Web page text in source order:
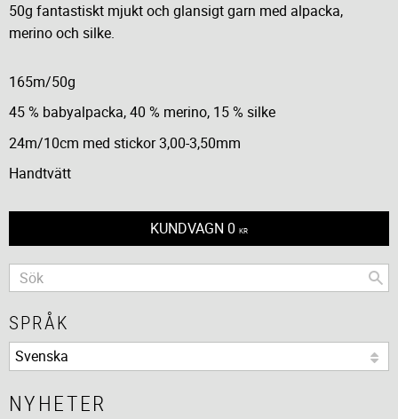
50g fantastiskt mjukt och glansigt garn med alpacka,
merino och silke.
165m/50g
45 % babyalpacka, 40 % merino, 15 % silke
24m/10cm med stickor 3,00-3,50mm
Handtvätt
KUNDVAGN 0 KR
SPRÅK
NYHETER